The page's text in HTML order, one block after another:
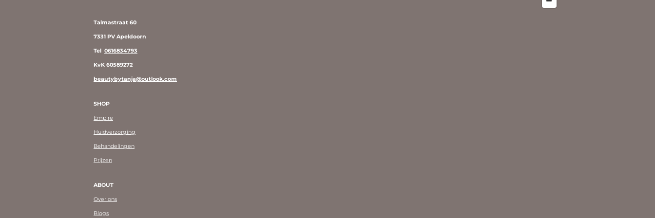
Talmastraat 60
7331 PV Apeldoorn
Tel 0616834793
KvK 60589272
beautybytanja@outlook.com
SHOP
Empire
Huidverzorging
Behandelingen
Prijzen
ABOUT
Over ons
Blogs